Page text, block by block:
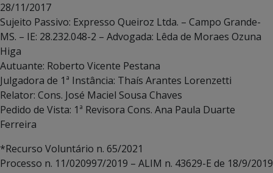
28/11/2017
Sujeito Passivo: Expresso Queiroz Ltda. – Campo Grande-
MS. – IE: 28.232.048-2 – Advogada: Lêda de Moraes Ozuna
Higa
Autuante: Roberto Vicente Pestana
Julgadora de 1ª Instância: Thaís Arantes Lorenzetti
Relator: Cons. José Maciel Sousa Chaves
Pedido de Vista: 1ª Revisora Cons. Ana Paula Duarte
Ferreira
*Recurso Voluntário n. 65/2021
Processo n. 11/020997/2019 – ALIM n. 43629-E de 18/9/2019